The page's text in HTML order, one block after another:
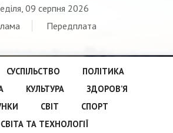
09 серпня 2026
Передплата
СУСПІЛЬСТВО
ПОЛІТИКА
КУЛЬТУРА
ЗДОРОВ’Я
СВІТ
СПОРТ
ТА ТЕХНОЛОГІЇ